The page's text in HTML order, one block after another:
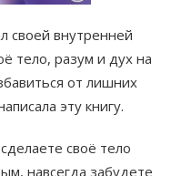
своей внутренней
тело, разум и дух на
от лишних
эту книгу.
своё тело
навсегда забудете